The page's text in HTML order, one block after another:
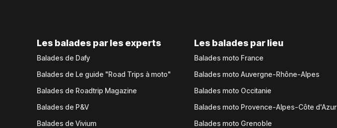
Les balades par les experts
Balades de Dafy
Balades de Le guide "Road Trips à moto"
Balades de Roadtrip Magazine
Balades de P&V
Balades de Vivium
Les balades par lieu
Balades moto France
Balades moto Auvergne-Rhône-Alpes
Balades moto Occitanie
Balades moto Provence-Alpes-Côte d'Azur
Balades moto Grenoble